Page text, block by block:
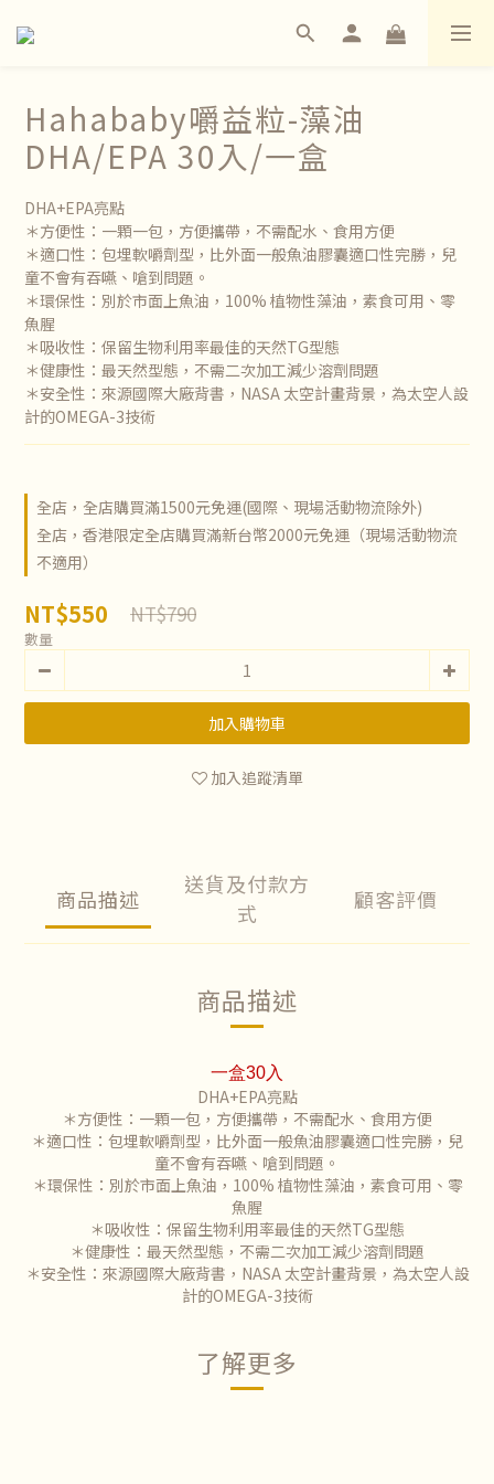
Hahababy嚼益粒-藻油
DHA/EPA 30入/一盒
DHA+EPA亮點
＊方便性：一顆一包，方便攜帶，不需配水、食用方便
＊適口性：包埋軟嚼劑型，比外面一般魚油膠囊適口性完勝，兒
童不會有吞嚥、嗆到問題。
＊環保性：別於市面上魚油，100% 植物性藻油，素食可用、零
魚腥
＊吸收性：保留生物利用率最佳的天然TG型態
＊健康性：最天然型態，不需二次加工減少溶劑問題
＊安全性：來源國際大廠背書，NASA 太空計畫背景，為太空人設
計的OMEGA-3技術
全店，全店購買滿1500元免運(國際、現場活動物流除外)
全店，香港限定全店購買滿新台幣2000元免運（現場活動物流
不適用）
NT$550 NT$790
數量
加入購物車
加入追蹤清單
商品描述
送貨及付款方
式
顧客評價
商品描述
一盒30入
DHA+EPA亮點
＊方便性：一顆一包，方便攜帶，不需配水、食用方便
＊適口性：包埋軟嚼劑型，比外面一般魚油膠囊適口性完勝，兒
童不會有吞嚥、嗆到問題。
＊環保性：別於市面上魚油，100% 植物性藻油，素食可用、零
魚腥
＊吸收性：保留生物利用率最佳的天然TG型態
＊健康性：最天然型態，不需二次加工減少溶劑問題
＊安全性：來源國際大廠背書，NASA 太空計畫背景，為太空人設
計的OMEGA-3技術
了解更多